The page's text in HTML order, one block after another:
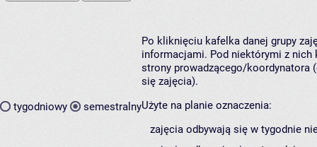
tygodniowy semestralny
Po kliknięciu kafelka danej grupy
informacjami. Pod niektórymi z nich
strony prowadzącego/koordynatora
się zajęcia).
Użyte na planie oznaczenia:
zajęcia odbywają się w tygodnie